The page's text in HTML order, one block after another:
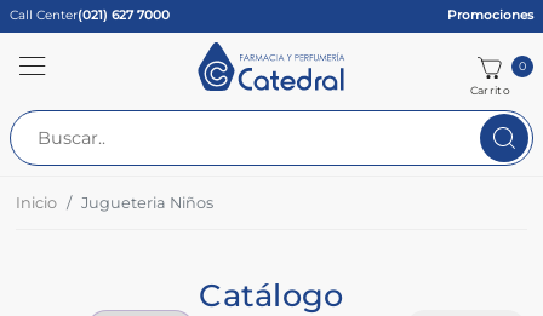
Call Center(021) 627 7000 Promociones
Carrito
0
Inicio Jugueteria Niños
Catálogo